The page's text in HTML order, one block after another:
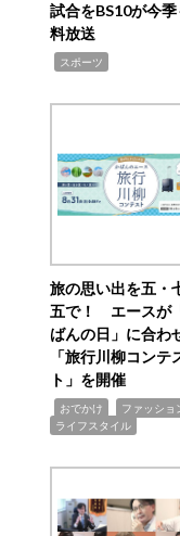
試合をBS10が今
料放送
スポーツ
旅の思い出を五・
五で！ エースが
ばんの日」に合わ
「旅行川柳コンテ
ト」を開催
おでかけ ファッショ
ライフスタイル